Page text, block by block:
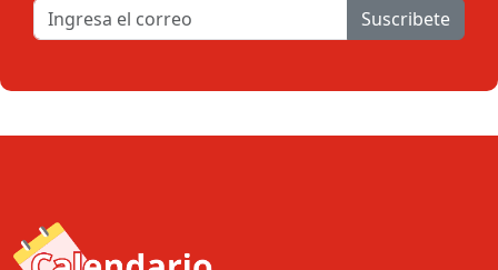
Suscribete